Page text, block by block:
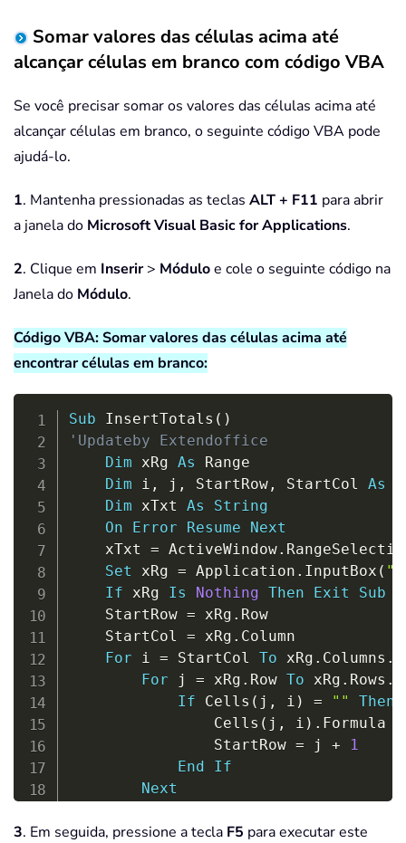
Somar valores das células acima até
alcançar células em branco com código VBA
Se você precisar somar os valores das células acima até
alcançar células em branco, o seguinte código VBA pode
ajudá-lo.
1. Mantenha pressionadas as teclas ALT + F11 para abrir
a janela do Microsoft Visual Basic for Applications.
2. Clique em Inserir> Móduloe cole o seguinte código na
Janela do Módulo.
Código VBA: Somar valores das células acima até
encontrar células em branco:
Sub InsertTotals ( )
'Updateby Extendoffice
Dim xRg As Range
Dim i , j , StartRow, StartCol As
Dim xTxt As
String
On
Error Resume
Next
    xTxt
= ActiveWindow.
Set xRg = Application . InputBox (
If xRg Is Nothing Then Exit
Sub
    StartRow
= xRg . Row
    StartCol
= xRg . Column
For i = StartCol To xRg . Columns .
For j = xRg . Row To xRg . Rows .
If Cells ( j , i ) = ""
Then
                Cells
( j , i ) . Formula
                StartRow
= j +
1
End
If
Next
Next
3. Em seguida, pressione a tecla F5 para executar este